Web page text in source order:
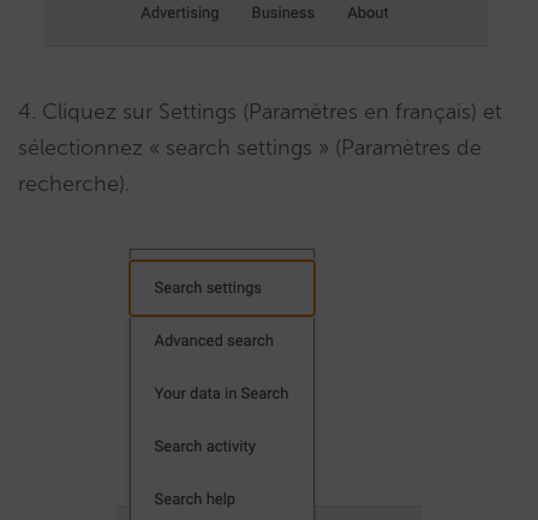
4. Cliquez sur Settings (Paramètres en français) et
sélectionnez « search settings » (Paramètres de
recherche).